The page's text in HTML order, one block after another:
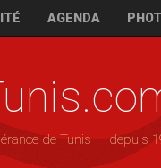
AGENDA
de Tunis — depuis